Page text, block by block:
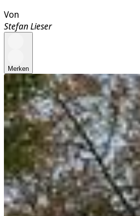
Von
Stefan Lieser
Merken